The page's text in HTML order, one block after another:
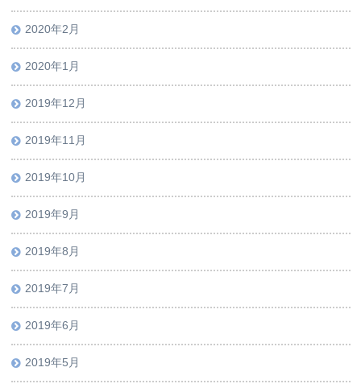
2020年2月
2020年1月
2019年12月
2019年11月
2019年10月
2019年9月
2019年8月
2019年7月
2019年6月
2019年5月